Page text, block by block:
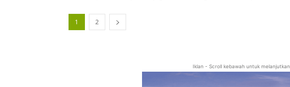
1 2
Iklan - Scroll kebawah untuk melanjutkan